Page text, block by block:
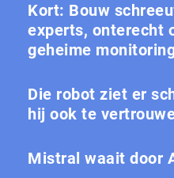
Kort: Bouw
experts, onterecht
geheime
Die robot ziet er
hij ook te
Mistral waait door